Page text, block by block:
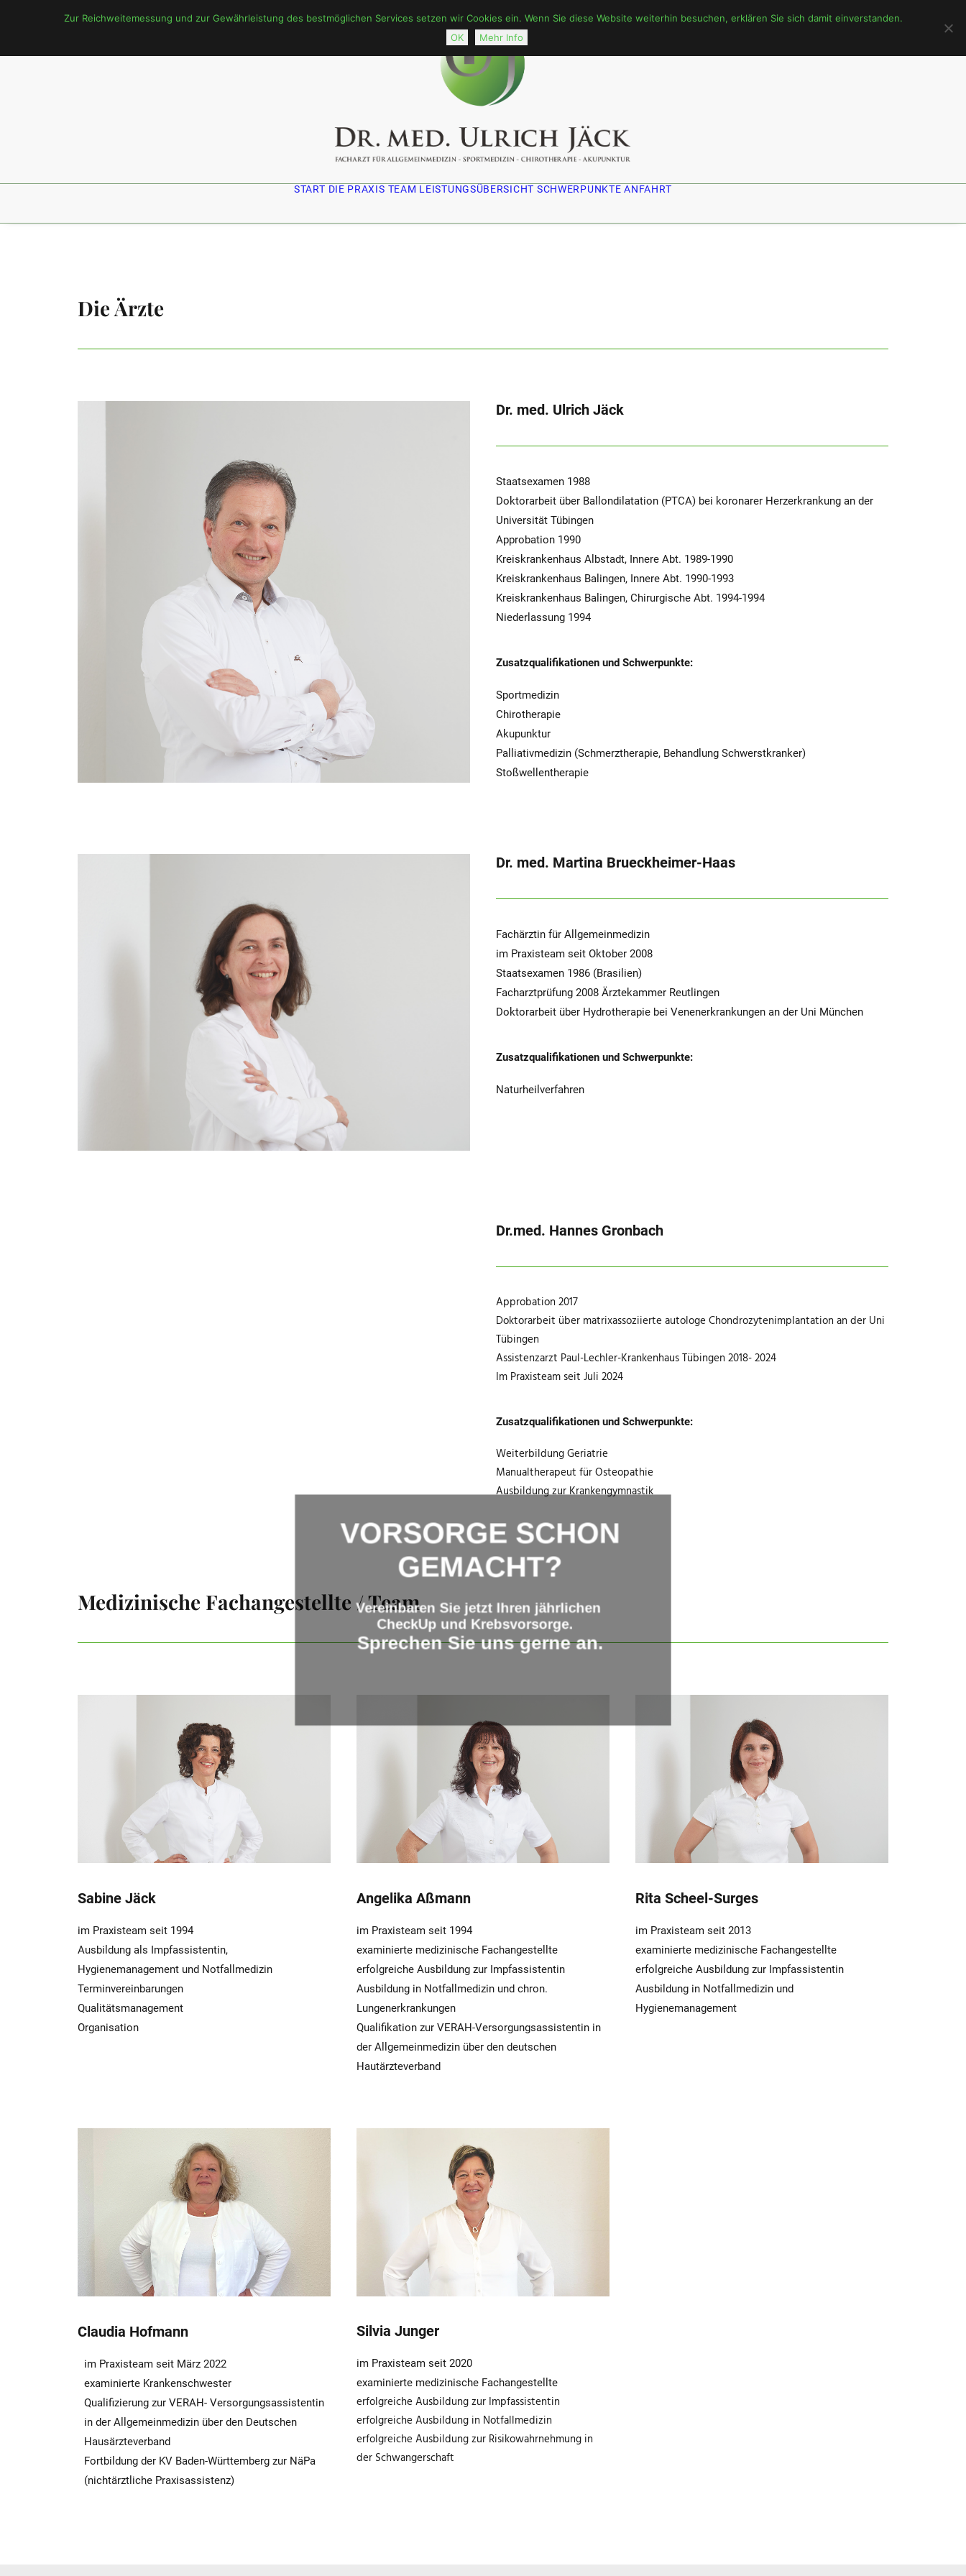
START DIE PRAXIS TEAM LEISTUNGSÜBERSICHT SCHWERPUNKTE ANFAHRT
Die Ärzte
Dr. med. Ulrich Jäck
Staatsexamen 1988
Doktorarbeit über Ballondilatation (PTCA) bei koronarer Herzerkrankung an der
Universität Tübingen
Approbation 1990
Kreiskrankenhaus Albstadt, Innere Abt. 1989-1990
Kreiskrankenhaus Balingen, Innere Abt. 1990-1993
Kreiskrankenhaus Balingen, Chirurgische Abt. 1994-1994
Niederlassung 1994
Zusatzqualifikationen und Schwerpunkte:
Sportmedizin
Chirotherapie
Akupunktur
Palliativmedizin (Schmerztherapie, Behandlung Schwerstkranker)
Stoßwellentherapie
Dr. med. Martina Brueckheimer-Haas
Fachärztin für Allgemeinmedizin
im Praxisteam seit Oktober 2008
Staatsexamen 1986 (Brasilien)
Facharztprüfung 2008 Ärztekammer Reutlingen
Doktorarbeit über Hydrotherapie bei Venenerkrankungen an der Uni München
Zusatzqualifikationen und Schwerpunkte:
Naturheilverfahren
Dr.med. Hannes Gronbach
Approbation 2017
Doktorarbeit über matrixassoziierte autologe Chondrozytenimplantation an der Uni
Tübingen
Assistenzarzt Paul-Lechler-Krankenhaus Tübingen 2018- 2024
Im Praxisteam seit Juli 2024
Zusatzqualifikationen und Schwerpunkte:
Weiterbildung Geriatrie
Manualtherapeut für Osteopathie
Ausbildung zur Krankengymnastik
Medizinische Fachangestellte / Team
Sabine Jäck
im Praxisteam seit 1994
Ausbildung als Impfassistentin,
Hygienemanagement und Notfallmedizin
Terminvereinbarungen
Qualitätsmanagement
Organisation
Angelika Aßmann
im Praxisteam seit 1994
examinierte medizinische Fachangestellte
erfolgreiche Ausbildung zur Impfassistentin
Ausbildung in Notfallmedizin und chron.
Lungenerkrankungen
Qualifikation zur VERAH-Versorgungsassistentin in
der Allgemeinmedizin über den deutschen
Hautärzteverband
Rita Scheel-Surges
im Praxisteam seit 2013
examinierte medizinische Fachangestellte
erfolgreiche Ausbildung zur Impfassistentin
Ausbildung in Notfallmedizin und
Hygienemanagement
Claudia Hofmann
im Praxisteam seit März 2022
examinierte Krankenschwester
Qualifizierung zur VERAH- Versorgungsassistentin
in der Allgemeinmedizin über den Deutschen
Hausärzteverband
Fortbildung der KV Baden-Württemberg zur NäPa
(nichtärztliche Praxisassistenz)
Silvia Junger
im Praxisteam seit 2020
examinierte medizinische Fachangestellte
erfolgreiche Ausbildung zur Impfassistentin
erfolgreiche Ausbildung in Notfallmedizin
erfolgreiche Ausbildung zur Risikowahrnehmung in
der Schwangerschaft
Zur Reichweitemessung und zur Gewährleistung des bestmöglichen Services setzen wir Cookies ein. Wenn Sie diese Website weiterhin besuchen, erklären Sie sich damit einverstanden.
OK
Mehr Info
VORSORGE SCHON
GEMACHT?
Vereinbaren Sie jetzt Ihren jährlichen
CheckUp und Krebsvorsorge.
Sprechen Sie uns gerne an.